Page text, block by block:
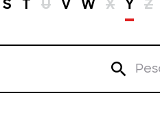
S T U V W X Y Z